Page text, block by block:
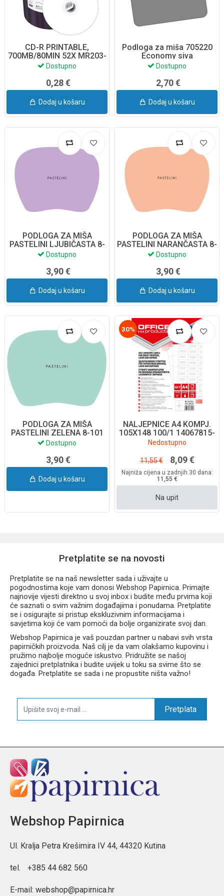
CD-R PRINTABLE,
700MB/80MIN 52X MR203-
SHRINK, MEDIARANGE
Dostupno
0,28 €
Dodaj u košaru
Podloga za miša 705220
Economy siva
Dostupno
2,70 €
Dodaj u košaru
PODLOGA ZA MIŠA
PASTELINI LJUBIČASTA 8-
106
Dostupno
3,90 €
Dodaj u košaru
PODLOGA ZA MIŠA
PASTELINI NARANČASTA 8-
107
Dostupno
3,90 €
Dodaj u košaru
PODLOGA ZA MIŠA
PASTELINI ZELENA 8-101
Dostupno
3,90 €
Dodaj u košaru
30%
NALJEPNICE A4 KOMPJ.
105X148 100/1 14067815-
14 OFF. PROD.
Nedostupno
11,55 € 8,09 €
Najniža cijena u zadnjih 30 dana:
11,55 €
Na upit
Pretplatite se na novosti
Pretplatite se na naš newsletter sada i uživajte u
pogodnostima koje vam donosi Webshop Papirnica. Primajte
najnovije vijesti direktno u svoj inbox i budite među prvima koji
će saznati o svim važnim događajima i ponudama. Pretplatite
se i osigurajte si pristup ekskluzivnim informacijama i
savjetima koji će vam pomoći da bolje organizirate svoj dan.
Webshop Papirnica je vaš pouzdan partner u nabavi svih vrsta
papirničkih proizvoda. Naš cilj je da vam olakšamo kupovinu i
pružimo najbolje moguće iskustvo. Pridružite se našoj
zajednici pretplatnika i budite uvijek u toku sa svime što se
događa. Pretplatite se sada i ne propustite ništa važno!
Pretplata
Webshop Papirnica
Ul. Kralja Petra Krešimira IV 44, 44320 Kutina
tel. +385 44 682 560
E-mail: webshop@papirnica.hr